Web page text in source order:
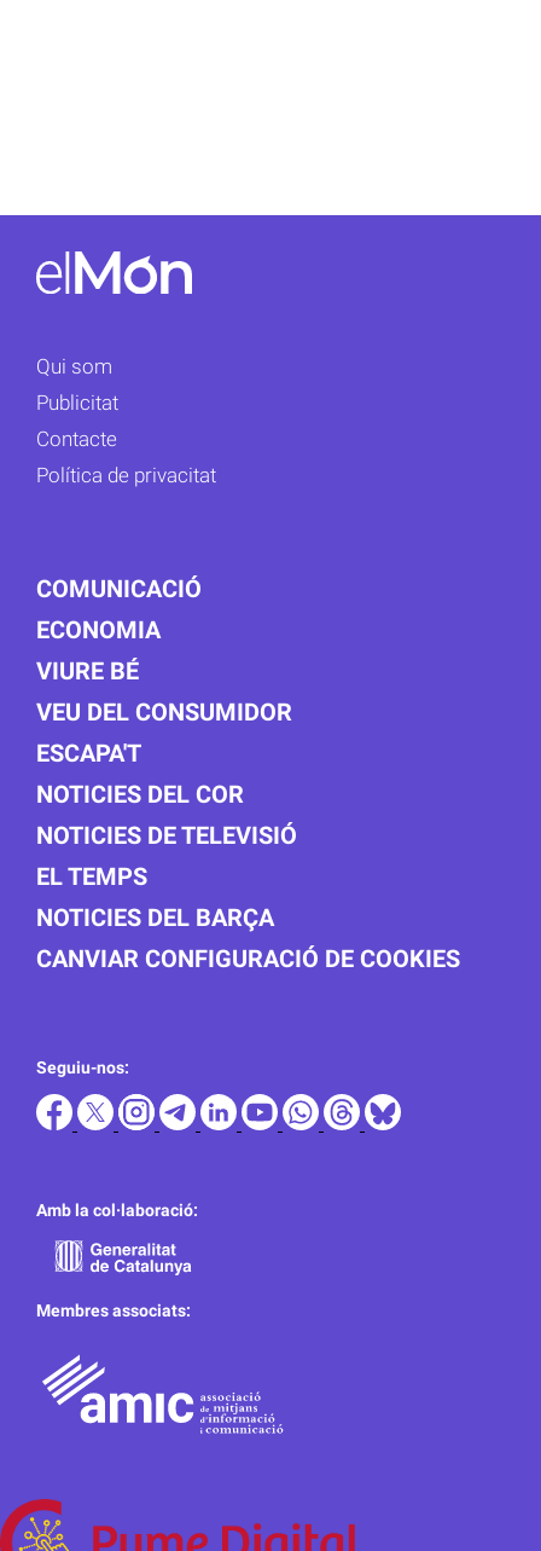
Qui som
Publicitat
Contacte
Política de privacitat
COMUNICACIÓ
ECONOMIA
VIURE BÉ
VEU DEL CONSUMIDOR
ESCAPA'T
NOTICIES DEL COR
NOTICIES DE TELEVISIÓ
EL TEMPS
NOTICIES DEL BARÇA
CANVIAR CONFIGURACIÓ DE COOKIES
Seguiu-nos:
Amb la col·laboració:
Membres associats: